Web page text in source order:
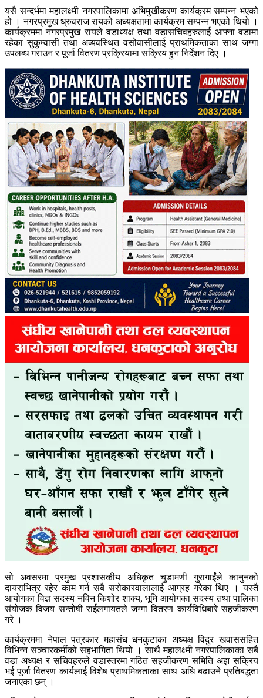
यसै सन्दर्भमा महालक्ष्मी नगरपालिकामा अभिमुखीकरण कार्यक्रम सम्पन्न भएको
हो । नगरप्रमुख ध्रुवराज रायको अध्यक्षतामा कार्यक्रम सम्पन्न भएको थियो ।
कार्यक्रममा नगरप्रमुख रायले वडाध्यक्ष तथा वडासचिवहरुलाई आफ्ना वडामा
रहेका सुकुम्वासी तथा अव्यवस्थित वसोवासीलाई प्राथमिकताका साथ जग्गा
उपलब्ध गराउन र पूर्जा वितरण प्रक्रियामा सक्रिय हुन निर्देशन दिए ।
सो अवसरमा प्रमुख प्रशासकीय अधिकृत चुडामणी गुरागाईंले कानुनको
दायराभित्र रहेर काम गर्न सबै सरोकारवालालाई आग्रह गरेका थिए । यस्तै
आयोगका विज्ञ सदस्य नविन किशोर शाक्य, भूमि आयोगका सदस्य तथा पालिका
संयोजक विजय सन्तोषी राईलगायतले जग्गा वितरण कार्यविधिबारे सहजीकरण
गरे ।
कार्यक्रममा नेपाल पत्रकार महासंघ धनकुटाका अध्यक्ष विदुर खवाससहित
विभिन्न सञ्चारकर्मीको सहभागिता थियो । साथै महालक्ष्मी नगरपालिकाका सबै
वडा अध्यक्ष र सचिवहरुले वडास्तरमा गठित सहजीकरण समिति अझ सक्रिय
भई पूर्जा वितरण कार्यलाई विशेष प्राथमिकताका साथ अघि बढाउने प्रतिबद्धता
जनाएका छन् ।